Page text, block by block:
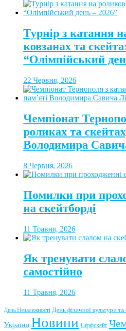
Турнір з катання
ковзанах та
“Олімпійський
22 Червня, 2026
Чемпіонат
роликах та
Володимира
8 Червня, 2026
Помилки при
на скейтборді
11 Травня, 2026
Як тренувати
самостійно
11 Травня, 2026
День Незалежності День фізичної культури
України Новини Серфскейт